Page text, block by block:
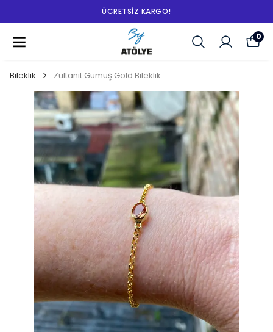
ÜCRETSIZ KARGO!
0
Bileklik Zultanit Gümüş Gold Bileklik